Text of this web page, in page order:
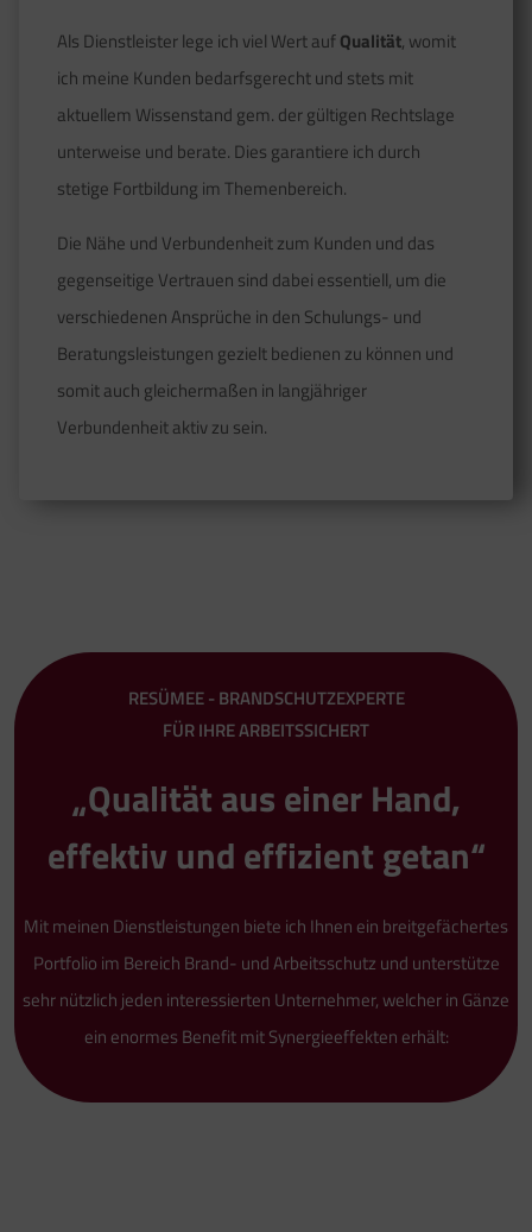
Als Dienstleister lege ich viel Wert aufQualität, womit
ich meine Kunden bedarfsgerecht und stets mit
aktuellem Wissenstand gem. der gültigen Rechtslage
unterweise und berate. Dies garantiere ich durch
stetige Fortbildung im Themenbereich.
Die Nähe und Verbundenheit zum Kunden und das
gegenseitige Vertrauen sind dabei essentiell, um die
verschiedenen Ansprüche in den Schulungs- und
Beratungsleistungen gezielt bedienen zu können und
somit auch gleichermaßen in langjähriger
Verbundenheit aktiv zu sein.
RESÜMEE - BRANDSCHUTZEXPERTE
FÜR IHRE ARBEITSSICHERT
„Qualität aus einer Hand,
effektiv und effizient getan“
Mit meinen Dienstleistungen biete ich Ihnen ein breitgefächertes
Portfolio im Bereich Brand- und Arbeitsschutz und unterstütze
sehr nützlich jeden interessierten Unternehmer, welcher in Gänze
ein enormes Benefit mit Synergieeffekten erhält: